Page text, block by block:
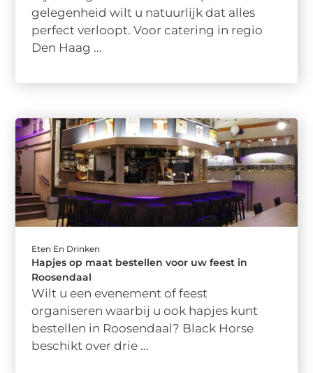
gelegenheid wilt u natuurlijk dat alles
perfect verloopt. Voor catering in regio
Den Haag ...
Eten En Drinken
Hapjes op maat bestellen voor uw feest in
Roosendaal
Wilt u een evenement of feest
organiseren waarbij u ook hapjes kunt
bestellen in Roosendaal? Black Horse
beschikt over drie ...